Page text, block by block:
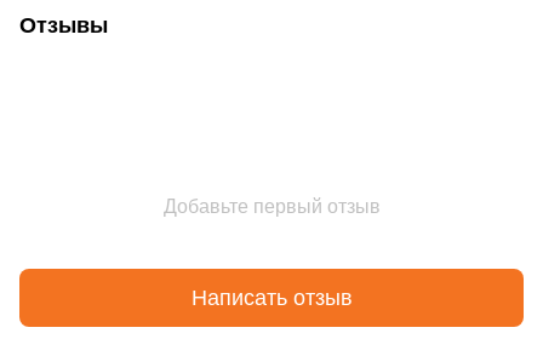
Отзывы
Добавьте первый отзыв
Написать отзыв